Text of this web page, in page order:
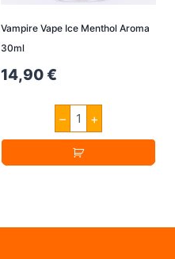
Vampire Vape Ice Menthol Aroma
30ml
14,90€
–
Vampire
Vape
Ice
Menthol
Aroma
+